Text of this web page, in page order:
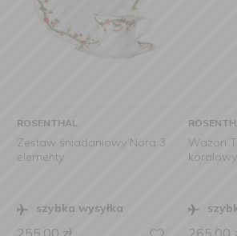
ROSENTHAL
Zestaw śniadaniowy Nora 3
elementy
szybka wysyłka
Wazon
koralowy